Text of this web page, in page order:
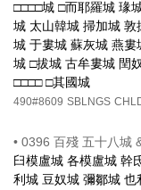
□□□□城 □而耶羅城 瑑
城 太山韓城 掃加城
城 于婁城 蘇灰城 燕
城 □拔城 古牟婁城 閏
□□□□ □其國城
490#8609 SBLNGS
• 0396 百殘 五十八城
臼模盧城 各模盧城 幹
利城 豆奴城 彌鄒城